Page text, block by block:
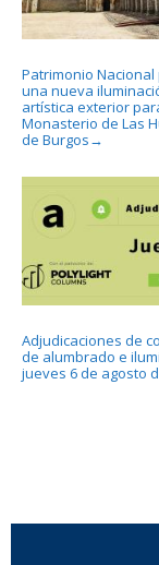
Patrimonio Nacional
una nueva
artística exterior
Monasterio de Las
de Burgos →
Adjudicaciones de
de alumbrado e
jueves 6 de agosto